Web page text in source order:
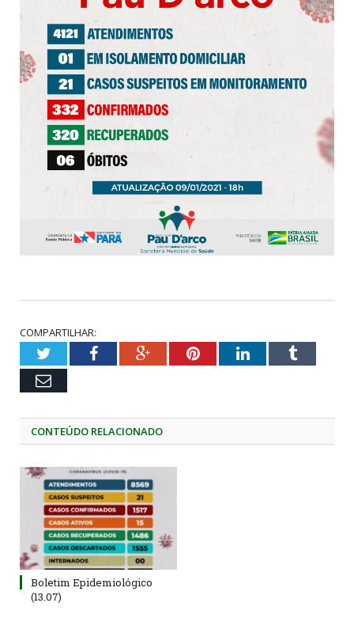
COMPARTILHAR:
TwitterFacebookGoogle+PinterestLinkedInTumblr
Email
CONTEÚDO RELACIONADO
Boletim Epidemiológico
(13.07)